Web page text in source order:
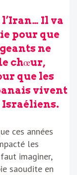
Il va
pour que
ne
chœur,
que les
vivent
Israéliens.
ces années
les
imaginer,
saoudite en